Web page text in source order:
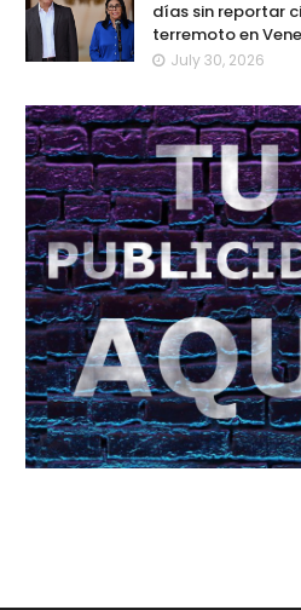
días sin reportar
terremoto en
July 30, 2026